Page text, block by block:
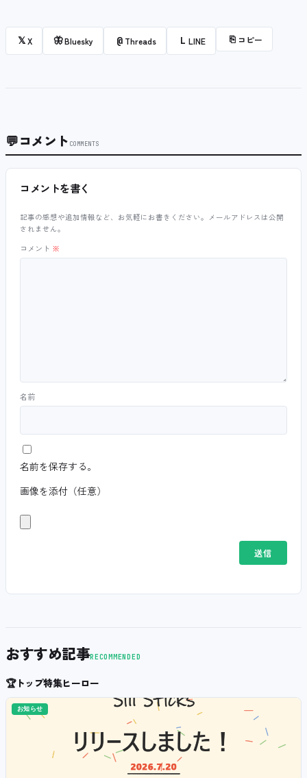
𝕏X 🦋Bluesky @ Threads L LINE ⎘ コピー
💬コメント COMMENTS
コメントを書く
記事の感想や追加情報など、お気軽にお書きください。メールアドレスは公開
されません。
コメント ※
名前
名前を保存する。
画像を添付（任意）
おすすめ記事RECOMMENDED
🏆トップ特集ヒーロー
お知らせ